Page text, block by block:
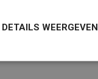
DETAILS WEERGEVEN